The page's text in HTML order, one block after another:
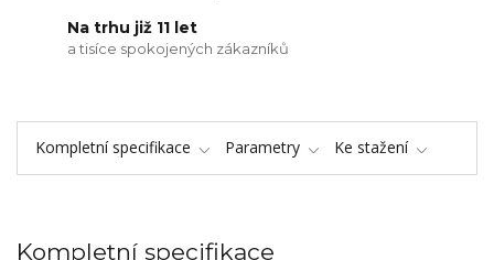
Na trhu již 11 let
a tisíce spokojených zákazníků
Kompletní specifikace Parametry Ke stažení
Kompletní specifikace